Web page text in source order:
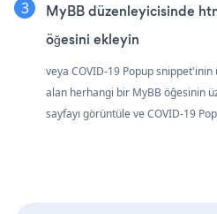
MyBB düzenleyicisinde
öğesini ekleyin
veya COVID-19 Popup
alan herhangi bir MyBB öğesinin
sayfayı görüntüle ve COVID-19